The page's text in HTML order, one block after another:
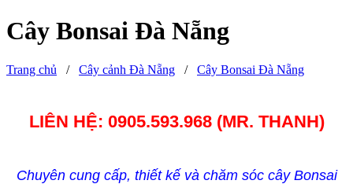
Cây Bonsai Đà Nẵng
Trang chủ / Cây cảnh Đà Nẵng / Cây Bonsai Đà Nẵng
LIÊN HỆ: 0905.593.968 (MR. THANH)
Chuyên cung cấp, thiết kế và chăm sóc cây Bonsai